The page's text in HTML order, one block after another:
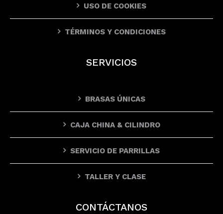
USO DE COOKIES
TÉRMINOS Y CONDICIONES
SERVICIOS
BRASAS ÚNICAS
CAJA CHINA & CILINDRO
SERVICIO DE PARRILLAS
TALLER Y CLASE
CONTÁCTANOS